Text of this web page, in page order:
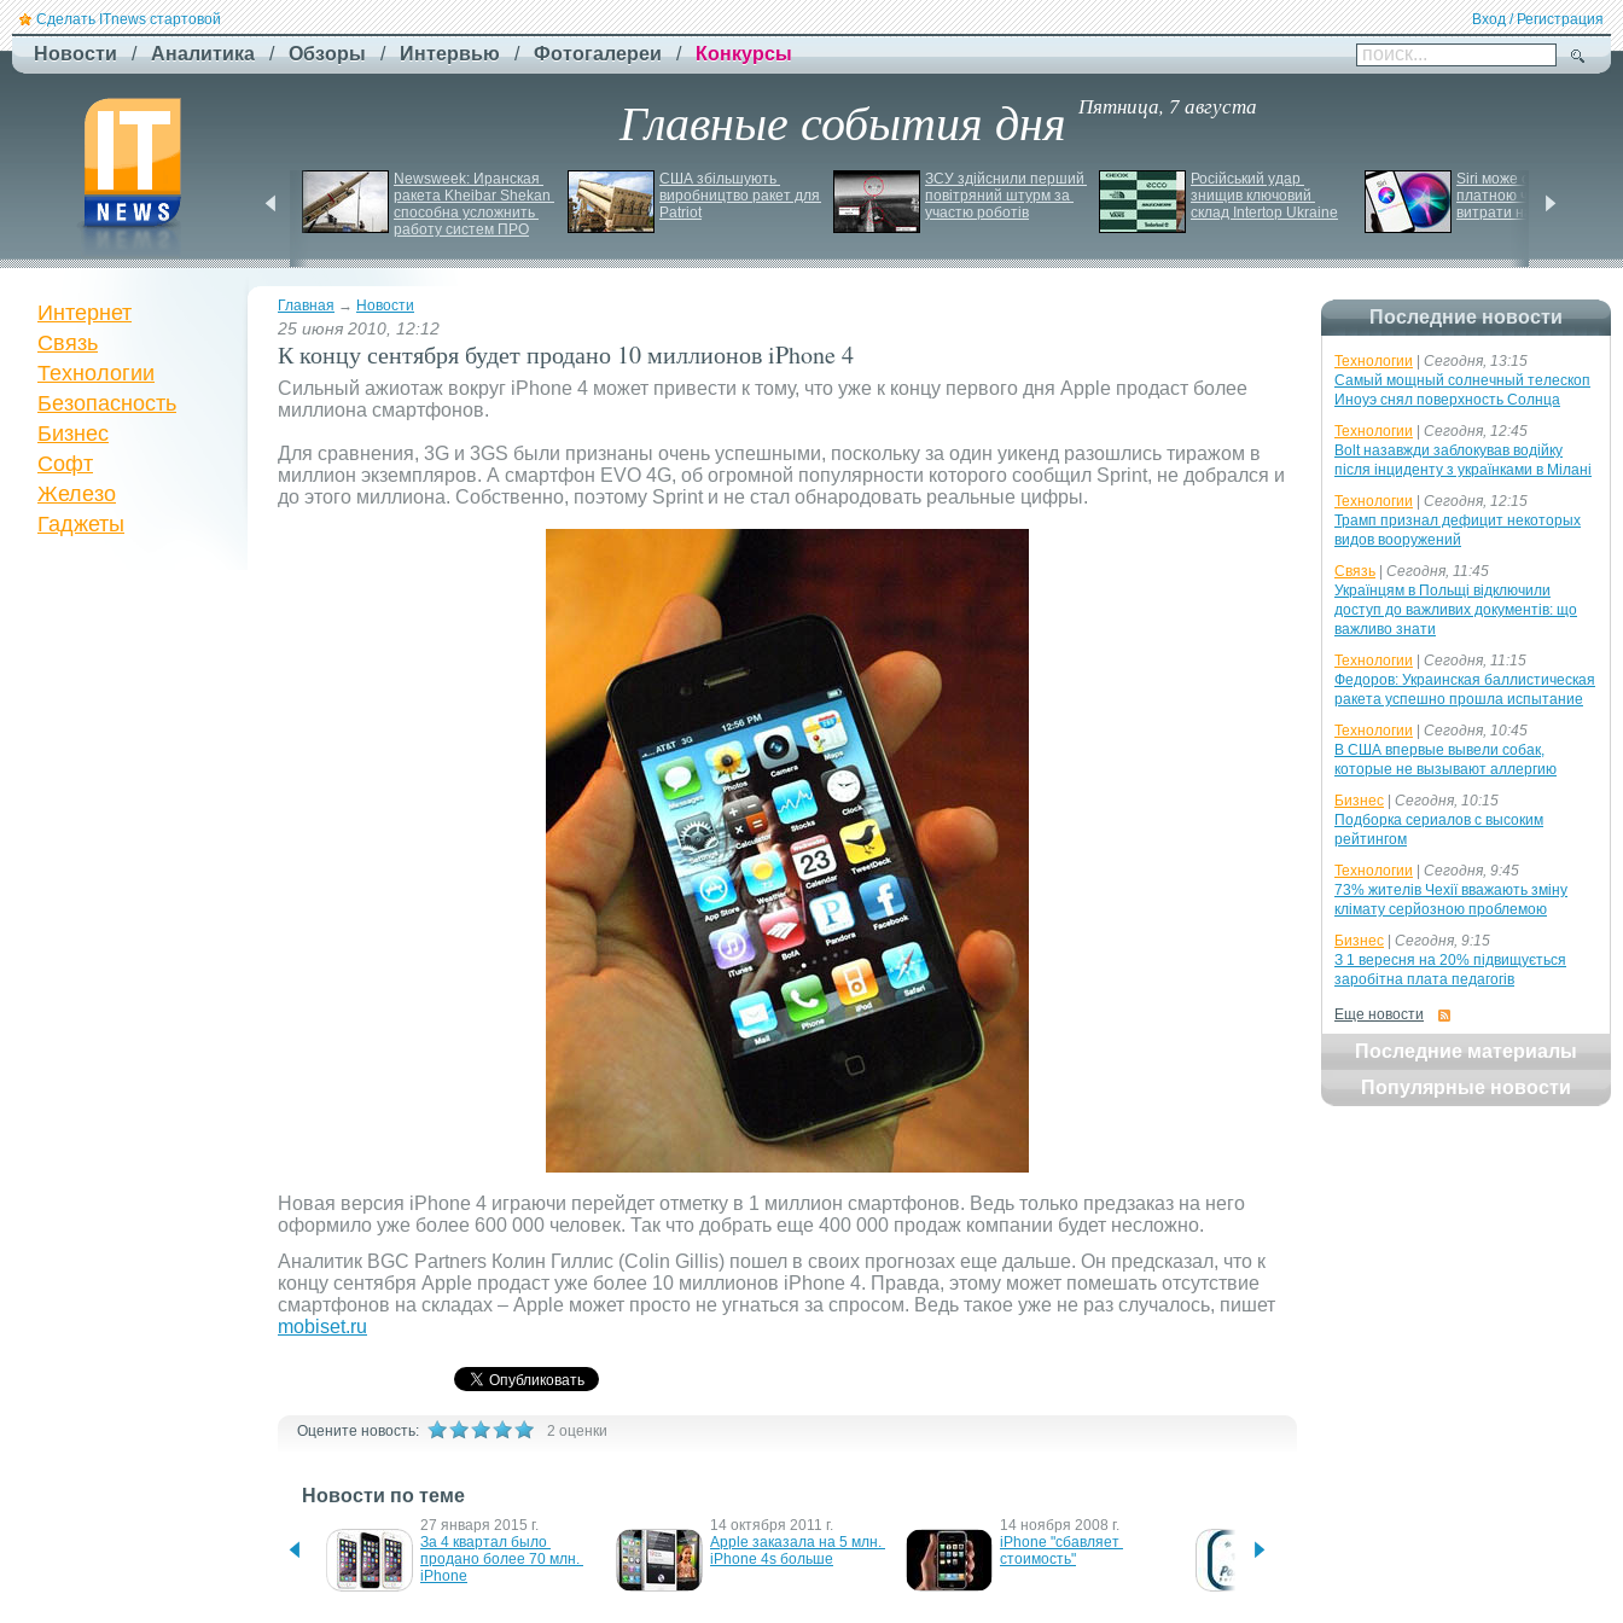
Сделать ITnews стартовой Вход / Регистрация
Новости / Аналитика / Обзоры / Интервью / Фотогалереи / Конкурсы поиск...
Главные события дня Пятница, 7 августа
бюджетный дрон F-
Сaptain, который
Newsweek: Иранская
ракета Kheibar Shekan
способна усложнить
работу систем ПРО
США збільшують
виробництво ракет для
Patriot
ЗСУ здійснили перший
повітряний штурм за
участю роботів
Російський удар
знищив ключовий
склад Intertop Ukraine
Siri може стати
платною через високі
витрати на роботу ІІ
Главная → Новости
25 июня 2010, 12:12
К концу сентября будет продано 10 миллионов iPhone 4
Сильный ажиотаж вокруг iPhone 4 может привести к тому, что уже к концу первого дня Apple продаст более
миллиона смартфонов.
Для сравнения, 3G и 3GS были признаны очень успешными, поскольку за один уикенд разошлись тиражом в
миллион экземпляров. А смартфон EVO 4G, об огромной популярности которого сообщил Sprint, не добрался и
до этого миллиона. Собственно, поэтому Sprint и не стал обнародовать реальные цифры.
Новая версия iPhone 4 играючи перейдет отметку в 1 миллион смартфонов. Ведь только предзаказ на него
оформило уже более 600 000 человек. Так что добрать еще 400 000 продаж компании будет несложно.
Аналитик BGC Partners Колин Гиллис (Colin Gillis) пошел в своих прогнозах еще дальше. Он предсказал, что к
концу сентября Apple продаст уже более 10 миллионов iPhone 4. Правда, этому может помешать отсутствие
смартфонов на складах – Apple может просто не угнаться за спросом. Ведь такое уже не раз случалось, пишет
mobiset.ru
Оцените новость: 2 оценки
Новости по теме
Лучшие чехлы для iPhone
27 января 2015 г.
За 4 квартал было
продано более 70 млн.
iPhone
14 октября 2011 г.
Apple заказала на 5 млн.
iPhone 4s больше
14 ноября 2008 г.
iPhone "сбавляет
стоимость"
Интернет
Связь
Технологии
Безопасность
Бизнес
Софт
Железо
Гаджеты
Последние новости
Технологии
Сегодня, 13:15
Самый мощный солнечный телескоп
Иноуэ снял поверхность Солнца
Технологии
Сегодня, 12:45
Bolt назавжди заблокував водійку
після інциденту з українками в Мілані
Технологии
Сегодня, 12:15
Трамп признал дефицит некоторых
видов вооружений
Связь
Сегодня, 11:45
Українцям в Польщі відключили
доступ до важливих документів: що
важливо знати
Технологии
Сегодня, 11:15
Федоров: Украинская баллистическая
ракета успешно прошла испытание
Технологии
Сегодня, 10:45
В США впервые вывели собак,
которые не вызывают аллергию
Бизнес
Сегодня, 10:15
Подборка сериалов с высоким
рейтингом
Технологии
Сегодня, 9:45
73% жителів Чехії вважають зміну
клімату серйозною проблемою
Бизнес
Сегодня, 9:15
З 1 вересня на 20% підвищується
заробітна плата педагогів
Еще новости
Последние материалы
Популярные новости